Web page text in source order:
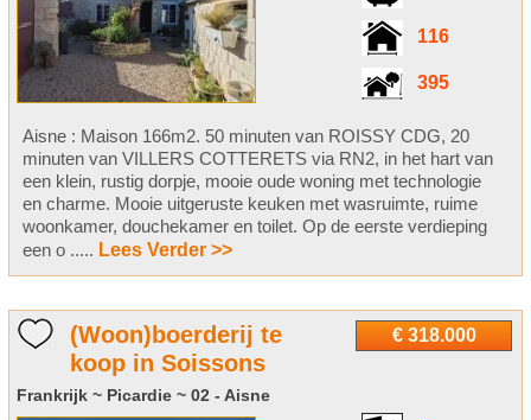
116
395
Aisne : Maison 166m2. 50 minuten van ROISSY CDG, 20
minuten van VILLERS COTTERETS via RN2, in het hart van
een klein, rustig dorpje, mooie oude woning met technologie
en charme. Mooie uitgeruste keuken met wasruimte, ruime
woonkamer, douchekamer en toilet. Op de eerste verdieping
een o ..... Lees Verder >>
€ 318.000
(Woon)boerderij te
koop in Soissons
Frankrijk ~ Picardie ~ 02 - Aisne